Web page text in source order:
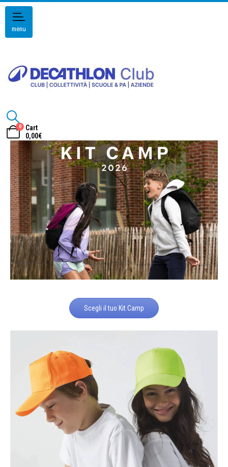
menu
0
Cart
0,00€
Scegli il tuo Kit Camp